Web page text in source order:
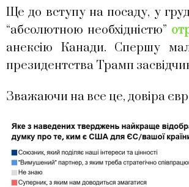
Ще до вступу на посаду, у
“абсолютною необхідністю”
анексію Канади. Спершу
президентства Трамп
Зважаючи на все це, довіра